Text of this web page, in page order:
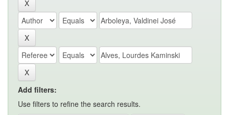
Add filters:
Use filters to refine the search results.